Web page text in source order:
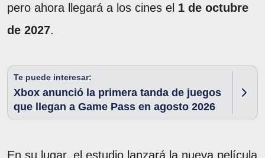
pero ahora llegará a los cines el 1 de octubre
de 2027.
Te puede interesar:
Xbox anunció la primera tanda de juegos
que llegan a Game Pass en agosto 2026
En su lugar, el estudio lanzará la nueva película